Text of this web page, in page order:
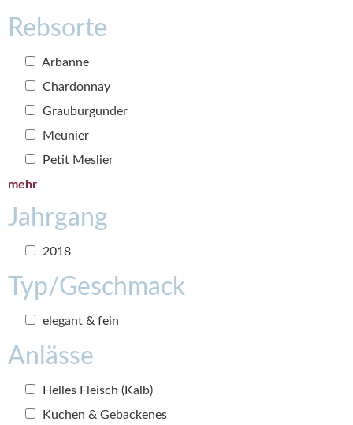
Rebsorte
Arbanne
Chardonnay
Grauburgunder
Meunier
Petit Meslier
mehr
Jahrgang
2018
Typ/Geschmack
elegant & fein
Anlässe
Helles Fleisch (Kalb)
Kuchen & Gebackenes